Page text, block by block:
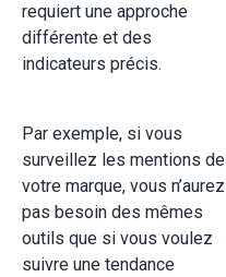
requiert une approche
différente et des
indicateurs précis.
Par exemple, si vous
surveillez les mentions de
votre marque, vous n’aurez
pas besoin des mêmes
outils que si vous voulez
suivre une tendance